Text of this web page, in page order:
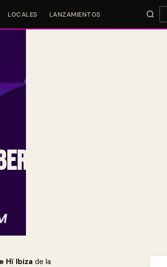
LOCALES LANZAMIENTOS
@ Hï Ibiza Club
Hï Ibiza de la